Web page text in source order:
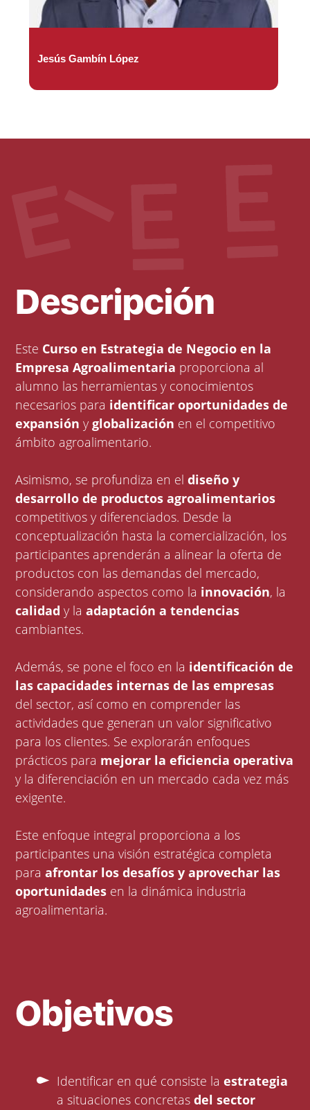
Jesús Gambín López
Descripción
Este Curso en Estrategia de Negocio en la
Empresa Agroalimentaria proporciona al
alumno las herramientas y conocimientos
necesarios para identificar oportunidades de
expansión yglobalización en el competitivo
ámbito agroalimentario.
Asimismo, se profundiza en eldiseño y
desarrollo de productos agroalimentarios
competitivos y diferenciados. Desde la
conceptualización hasta la comercialización, los
participantes aprenderán a alinear la oferta de
productos con las demandas del mercado,
considerando aspectos como la innovación, la
calidady laadaptación a tendencias
cambiantes.
Además, se pone el foco en la identificación de
las capacidades internas de las empresas
del sector, así como en comprender las
actividades que generan un valor significativo
para los clientes. Se explorarán enfoques
prácticos para mejorar la eficiencia operativa
y la diferenciación en un mercado cada vez más
exigente.
Este enfoque integral proporciona a los
participantes una visión estratégica completa
paraafrontar los desafíos y aprovechar las
oportunidades en la dinámica industria
agroalimentaria.
Objetivos
Identificar en qué consiste laestrategia
a situaciones concretasdel sector